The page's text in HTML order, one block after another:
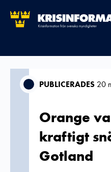
PUBLICERADES 20
Orange
kraftigt
Gotland